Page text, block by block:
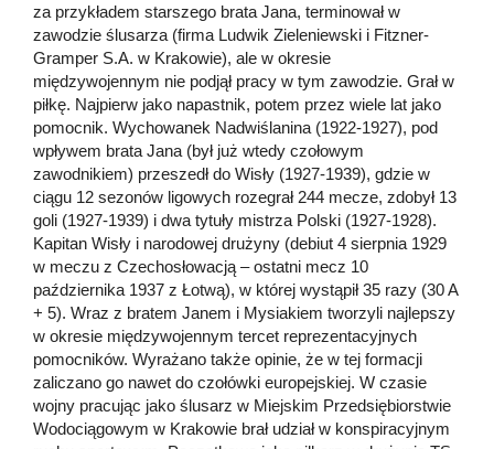
za przykładem starszego brata Jana, terminował w
zawodzie ślusarza (firma Ludwik Zieleniewski i Fitzner-
Gramper S.A. w Krakowie), ale w okresie
międzywojennym nie podjął pracy w tym zawodzie. Grał w
piłkę. Najpierw jako napastnik, potem przez wiele lat jako
pomocnik. Wychowanek Nadwiślanina (1922-1927), pod
wpływem brata Jana (był już wtedy czołowym
zawodnikiem) przeszedł do Wisły (1927-1939), gdzie w
ciągu 12 sezonów ligowych rozegrał 244 mecze, zdobył 13
goli (1927-1939) i dwa tytuły mistrza Polski (1927-1928).
Kapitan Wisły i narodowej drużyny (debiut 4 sierpnia 1929
w meczu z Czechosłowacją – ostatni mecz 10
października 1937 z Łotwą), w której wystąpił 35 razy (30 A
+ 5). Wraz z bratem Janem i Mysiakiem tworzyli najlepszy
w okresie międzywojennym tercet reprezentacyjnych
pomocników. Wyrażano także opinie, że w tej formacji
zaliczano go nawet do czołówki europejskiej. W czasie
wojny pracując jako ślusarz w Miejskim Przedsiębiorstwie
Wodociągowym w Krakowie brał udział w konspiracyjnym